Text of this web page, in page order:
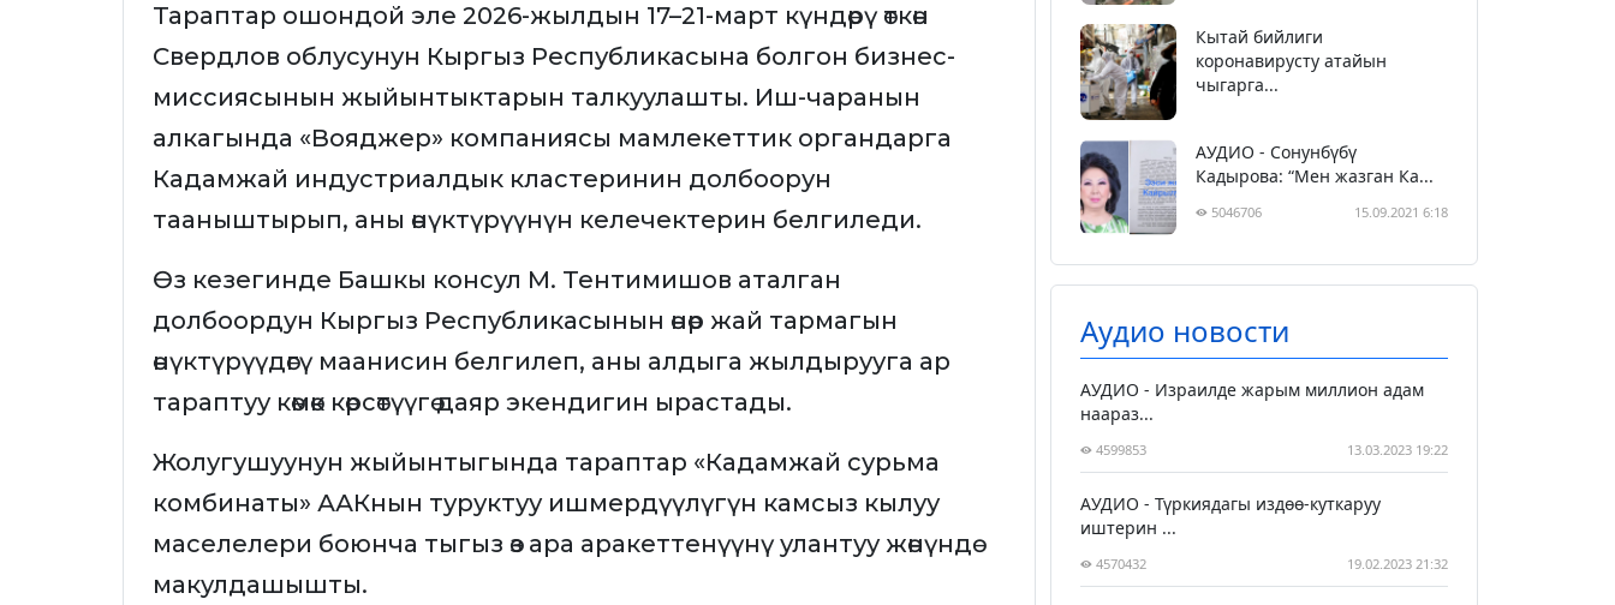
Тараптар ошондой эле 2026-жылдын 17–21-март күндөрү өткөн
Свердлов облусунун Кыргыз Республикасына болгон бизнес-
миссиясынын жыйынтыктарын талкуулашты. Иш-чаранын
алкагында «Вояджер» компаниясы мамлекеттик органдарга
Кадамжай индустриалдык кластеринин долбоорун
тааныштырып, аны өнүктүрүүнүн келечектерин белгиледи.
Өз кезегинде Башкы консул М. Тентимишов аталган
долбоордун Кыргыз Республикасынын өнөр жай тармагын
өнүктүрүүдөгү маанисин белгилеп, аны алдыга жылдырууга ар
тараптуу көмөк көрсөтүүгө даяр экендигин ырастады.
Жолугушуунун жыйынтыгында тараптар «Кадамжай сурьма
комбинаты» ААКнын туруктуу ишмердүүлүгүн камсыз кылуу
маселелери боюнча тыгыз өз ара аракеттенүүнү улантуу жөнүндө
макулдашышты.
Кытай бийлиги
коронавирусту атайын
чыгарга...
АУДИО - Сонунбүбү
Кадырова: “Мен жазган Ка...
5046706 15.09.2021 6:18
Аудио новости
АУДИО - Израилде жарым миллион адам
наараз...
4599853 13.03.2023 19:22
АУДИО - Түркиядагы издөө-куткаруу
иштерин ...
4570432 19.02.2023 21:32